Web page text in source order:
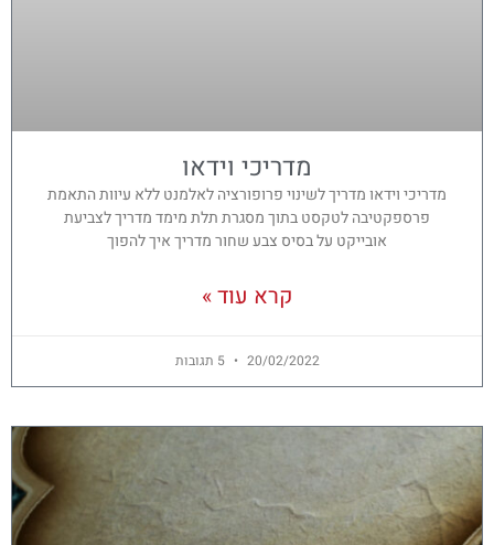
מדריכי וידאו
מדריכי וידאו מדריך לשינוי פרופורציה לאלמנט ללא עיוות התאמת
פרספקטיבה לטקסט בתוך מסגרת תלת מימד מדריך לצביעת
אובייקט על בסיס צבע שחור מדריך איך להפוך
קרא עוד »
20/02/2022 5 תגובות